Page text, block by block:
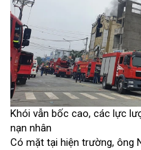
Khói vẫn bốc cao, các lực
nạn nhân
Có mặt tại hiện trường, ông